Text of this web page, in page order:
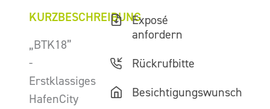
KURZBESCHREIBUNG
„BTK18”
-
Erstklassiges
HafenCity
Exposé
anfordern
Rückrufbitte
Besichtigungswunsch